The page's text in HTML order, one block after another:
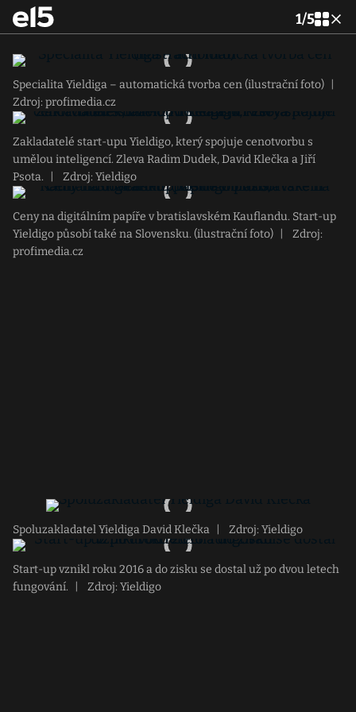
1/5
Specialita Yieldiga – automatická tvorba cen (ilustrační foto)
Zdroj: profimedia.cz
Zakladatelé start-upu Yieldigo, který spojuje cenotvorbu s
umělou inteligencí. Zleva Radim Dudek, David Klečka a Jiří
Psota.
Zdroj: Yieldigo
Ceny na digitálním papíře v bratislavském Kauflandu. Start-up
Yieldigo působí také na Slovensku. (ilustrační foto)
Zdroj:
profimedia.cz
Spoluzakladatel Yieldiga David Klečka Zdroj: Yieldigo
Start-up vznikl roku 2016 a do zisku se dostal už po dvou letech
fungování.
Zdroj: Yieldigo